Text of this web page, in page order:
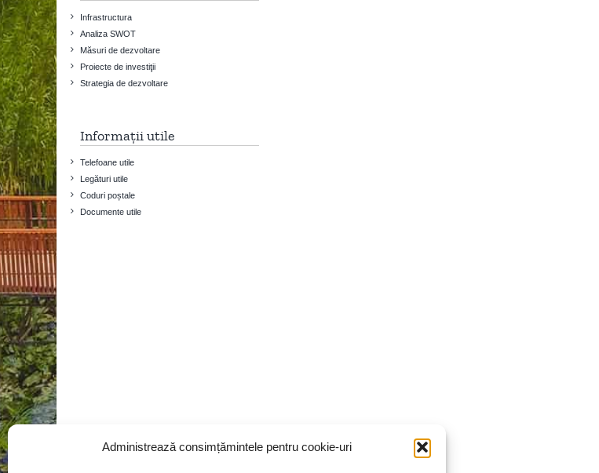
Administrează consimțămintele pentru cookie-uri
Infrastructura
Analiza SWOT
Măsuri de dezvoltare
Proiecte de investiţii
Strategia de dezvoltare
Informații utile
Telefoane utile
Legături utile
Coduri poștale
Documente utile